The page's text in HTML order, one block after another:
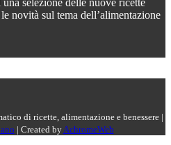
novità sul tema dell’alimentazione
di ricette, alimentazione e benessere |
| Created by AchromeWeb